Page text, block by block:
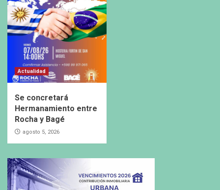
Actualidad
Se concretará
Hermanamiento entre
Rocha y Bagé
agosto 5, 2026